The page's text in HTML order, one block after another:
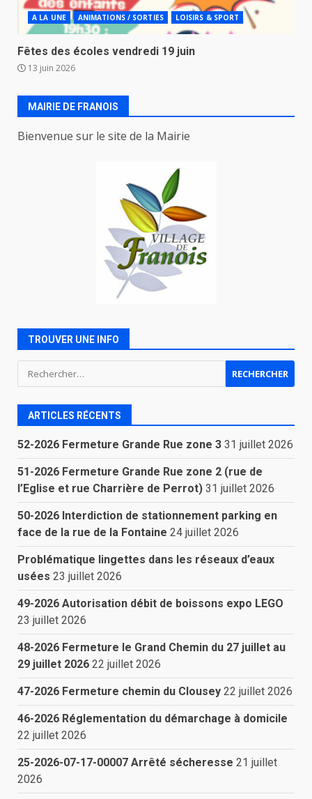
A LA UNE ANIMATIONS / SORTIES LOISIRS & SPORT
Fêtes des écoles vendredi 19 juin
13 juin 2026
MAIRIE DE FRANOIS
Bienvenue sur le site de la Mairie
TROUVER UNE INFO
Rechercher :
ARTICLES RÉCENTS
52-2026 Fermeture Grande Rue zone 3 31 juillet 2026
51-2026 Fermeture Grande Rue zone 2 (rue de
l’Eglise et rue Charrière de Perrot) 31 juillet 2026
50-2026 Interdiction de stationnement parking en
face de la rue de la Fontaine 24 juillet 2026
Problématique lingettes dans les réseaux d’eaux
usées 23 juillet 2026
49-2026 Autorisation débit de boissons expo LEGO
23 juillet 2026
48-2026 Fermeture le Grand Chemin du 27 juillet au
29 juillet 2026 22 juillet 2026
47-2026 Fermeture chemin du Clousey 22 juillet 2026
46-2026 Réglementation du démarchage à domicile
22 juillet 2026
25-2026-07-17-00007 Arrêté sécheresse 21 juillet
2026